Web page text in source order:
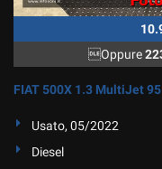
Oppure
FIAT 500X 1.3 MultiJet 95
Usato, 05/2022
Diesel